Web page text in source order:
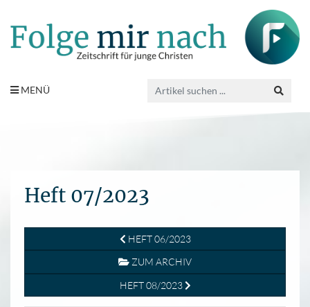
MENÜ
Heft 07/2023
HEFT 06/2023
ZUM ARCHIV
HEFT 08/2023